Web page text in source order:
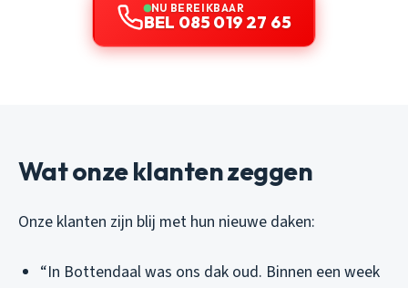
NU BEREIKBAAR
BEL 085 019 27 65
Wat onze klanten zeggen
Onze klanten zijn blij met hun nieuwe daken:
“In Bottendaal was ons dak oud. Binnen een week